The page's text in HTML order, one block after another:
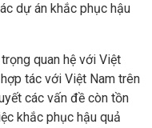
dự án khắc phục hậu
quan hệ với Việt
tác với Việt Nam trên
các vấn đề còn tồn
khắc phục hậu quả